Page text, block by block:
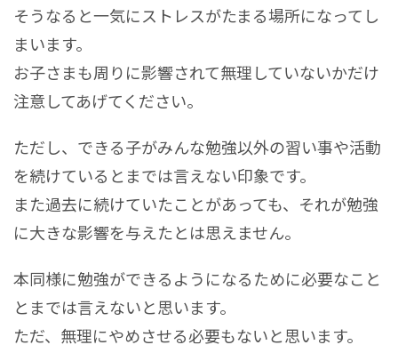
そうなると一気にストレスがたまる場所になってし
まいます。
お子さまも周りに影響されて無理していないかだけ
注意してあげてください。
ただし、できる子がみんな勉強以外の習い事や活動
を続けているとまでは言えない印象です。
また過去に続けていたことがあっても、それが勉強
に大きな影響を与えたとは思えません。
本同様に勉強ができるようになるために必要なこと
とまでは言えないと思います。
ただ、無理にやめさせる必要もないと思います。